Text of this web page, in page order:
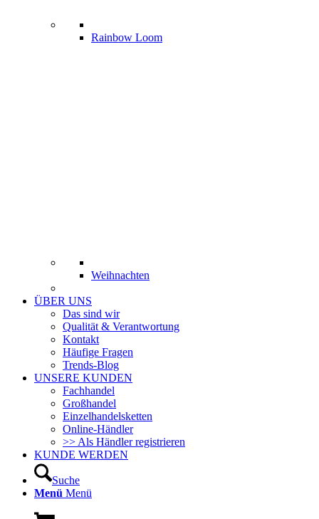
Rainbow Loom
Weihnachten
ÜBER UNS
Das sind wir
Qualität & Verantwortung
Kontakt
Häufige Fragen
Trends-Blog
UNSERE KUNDEN
Fachhandel
Großhandel
Einzelhandelsketten
Online-Händler
>> Als Händler registrieren
KUNDE WERDEN
Suche
Menü Menü